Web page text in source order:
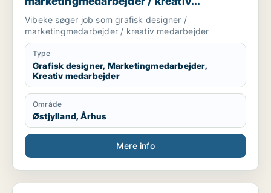
medarbejder
Vibeke søger job som grafisk designer /
marketingmedarbejder / kreativ medarbejder
Type
Grafisk designer, Marketingmedarbejder,
Kreativ medarbejder
Område
Østjylland, Århus
Mere info